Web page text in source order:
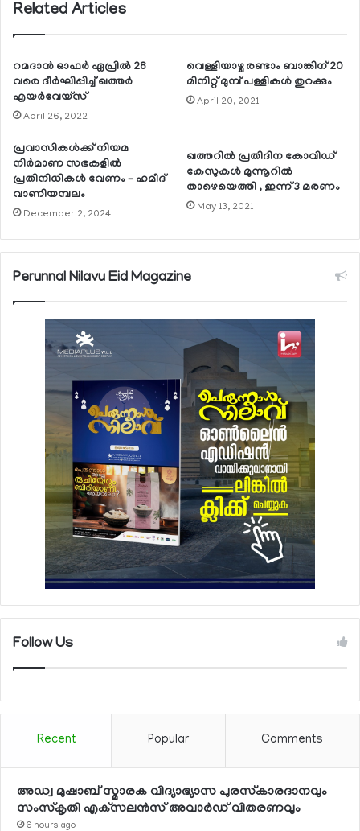
Related Articles
റമദാന്‍ ഓഫര്‍ ഏപ്രില്‍ 28
വരെ ദീര്‍ഘിപ്പിച്ച് ഖത്തര്‍
എയര്‍വേയ്‌സ്
April 26, 2022
വെള്ളിയാഴ്ച രണ്ടാം ബാങ്കിന് 20
മിനിറ്റ് മുമ്പ് പള്ളികള്‍ തുറക്കും
April 20, 2021
പ്രവാസികള്‍ക്ക് നിയമ
നിര്‍മാണ സഭകളില്‍
പ്രതിനിധികള്‍ വേണം – ഹമീദ്
വാണിയമ്പലം
December 2, 2024
ഖത്തറില്‍ പ്രതിദിന കോവിഡ്
കേസുകള്‍ മുന്നൂറില്‍
താഴെയെത്തി , ഇന്ന് 3 മരണം
May 13, 2021
Perunnal Nilavu Eid Magazine
Follow Us
Recent Popular Comments
അഡ്വ മുഷാബ് സ്മാരക വിദ്യാഭ്യാസ പുരസ്‌കാരദാനവും
സംസ്‌കൃതി എക്‌സലന്‍സ് അവാര്‍ഡ് വിതരണവും
6 hours ago